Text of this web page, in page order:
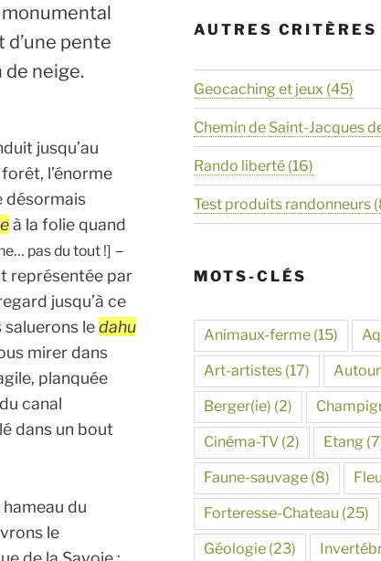
monumental
pente
neige.
jusqu’au
l’énorme
désormais
à la folie quand
pas du tout !] –
représentée par
jusqu’à ce
saluerons ledahu
mirer dans
planquée
canal
dans un bout
du
le
AUTRES CRITÈRES
Geocaching et jeux (45)
Chemin de Saint-Jacques
Rando liberté (16)
Test produits randonneurs
MOTS-CLÉS
Animaux-ferme (15)
Art-artistes (17)
Berger(ie) (2)
Cinéma-TV (2) Etang
Faune-sauvage (8)
Forteresse-Chateau (25)
Géologie (23)